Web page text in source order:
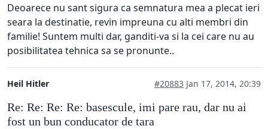
Deoarece nu sant sigura ca semnatura mea a plecat ieri
seara la destinatie, revin impreuna cu alti membri din
familie! Suntem multi dar, ganditi-va si la cei care nu au
posibilitatea tehnica sa se pronunte..
Heil Hitler #20883 Jan 17, 2014, 20:39
Re: Re: Re: Re: basescule, imi pare rau, dar nu ai
fost un bun conducator de tara